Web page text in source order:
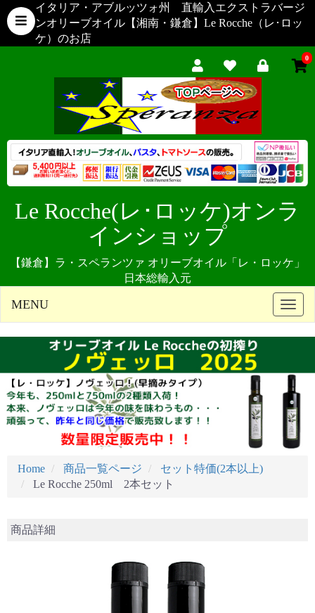
イタリア・アブルッツォ州 直輸入エクストラバージ
ンオリーブオイル【湘南・鎌倉】Le Rocche（レ･ロッ
ケ）のお店
0
Le Rocche(レ･ロッケ)オンラ
インショップ
【鎌倉】ラ・スペランツァ オリーブオイル「レ・ロッケ」
日本総輸入元
Toggle
MENU
Home 商品一覧ページ
セット特価(2本以上)
Le Rocche 250ml 2本セット
商品詳細